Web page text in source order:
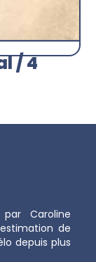
/ 4
Caroline
de
depuis plus